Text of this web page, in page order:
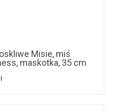
Misie, miś
maskotka, 35 cm